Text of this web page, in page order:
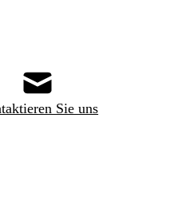
Sie uns